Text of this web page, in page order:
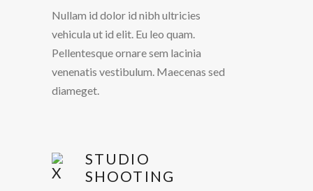
Nullam id dolor id nibh ultricies
vehicula ut id elit. Eu leo quam.
Pellentesque ornare sem lacinia
venenatis vestibulum. Maecenas sed
diameget.
STUDIO
SHOOTING